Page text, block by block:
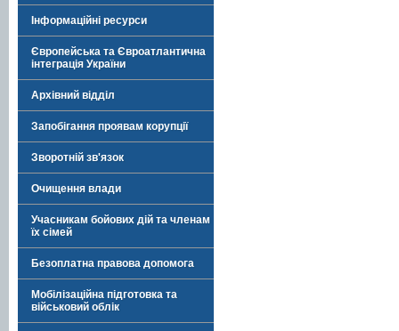
Інформаційні ресурси
Європейська та Євроатлантична
інтеграція України
Архівний відділ
Запобігання проявам корупції
Зворотній зв'язок
Очищення влади
Учасникам бойових дій та членам
їх сімей
Безоплатна правова допомога
Мобілізаційна підготовка та
військовий облік